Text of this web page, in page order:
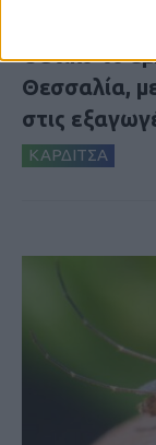
Θετικό το
Θεσσαλία,
στις
ΚΑΡΔΙΤΣΑ